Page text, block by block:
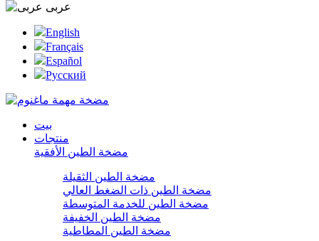
عربى
English
Français
Español
Pусский
بيت
منتجات
مضخة الطين الأفقية
مضخة الطين الثقيلة
مضخة الطين ذات الضغط العالي
مضخة الطين للخدمة المتوسطة
مضخة الطين الخفيفة
مضخة الطين المطاطية